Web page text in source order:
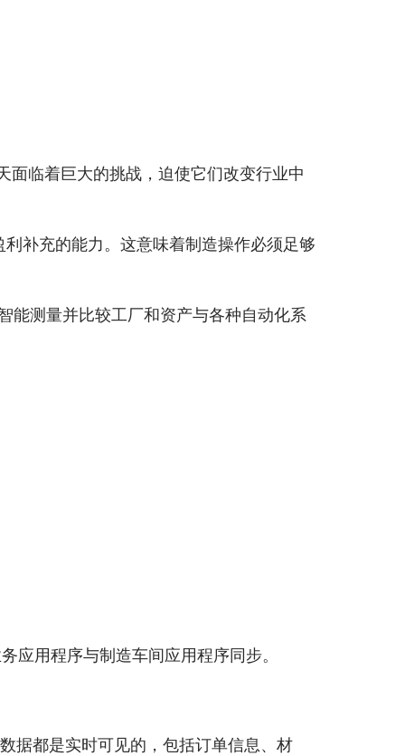
临着巨大的挑战，迫使它们改变行业中
补充的能力。这意味着制造操作必须足够
能测量并比较工厂和资产与各种自动化系
应用程序与制造车间应用程序同步。
据都是实时可见的，包括订单信息、材